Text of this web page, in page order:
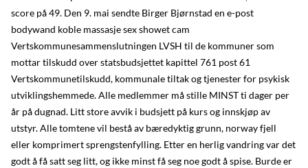
score på 49. Den 9. mai sendte Birger Bjørnstad en e-post
bodywand koble massasje sex showet cam
Vertskommunesammenslutningen LVSH til de kommuner som
mottar tilskudd over statsbudsjettet kapittel 761 post 61
Vertskommunetilskudd, kommunale tiltak og tjenester for psykisk
utviklingshemmede. Alle medlemmer må stille MINST ti dager per
år på dugnad. Litt store avvik i budsjett på kurs og innskjøp av
utstyr. Alle tomtene vil bestå av bæredyktig grunn, norway fjell
eller komprimert sprengstenfylling. Etter en herlig vandring var det
godt å få satt seg litt, og ikke minst få seg noe godt å spise. Burde er